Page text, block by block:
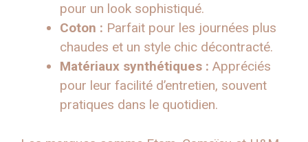
pour un look sophistiqué.
Coton : Parfait pour les journées plus
chaudes et un style chic décontracté.
Matériaux synthétiques : Appréciés
pour leur facilité d’entretien, souvent
pratiques dans le quotidien.